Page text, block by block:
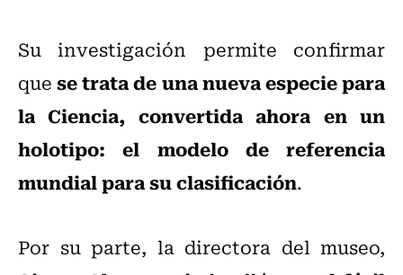
Su investigación permite confirmar
quese trata de una nueva especie para
la Ciencia, convertida ahora en un
holotipo: el modelo de referencia
mundial para su clasificación.
Por su parte, la directora del museo,